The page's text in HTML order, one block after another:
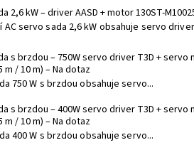
2,6 kW – driver AASD + motor 130ST-
AC servo sada 2,6 kW obsahuje servo driver
s brzdou – 750W servo driver T3D + servo
m / 10 m)–Na dotaz
750 W s brzdou obsahuje servo...
s brzdou – 400W servo driver T3D + servo
m / 10 m)–Na dotaz
400 W s brzdou obsahuje servo...